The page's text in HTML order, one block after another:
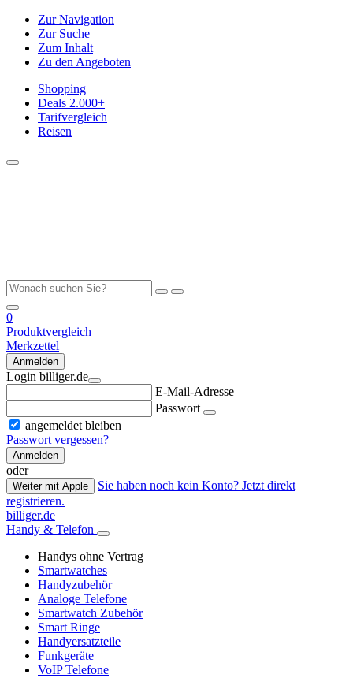
Zur Navigation
Zur Suche
Zum Inhalt
Zu den Angeboten
Shopping
Deals 2.000+
Tarifvergleich
Reisen
0
Produktvergleich
Merkzettel
Anmelden
Login billiger.de
E-Mail-Adresse
Passwort
angemeldet bleiben
Passwort vergessen?
Anmelden
oder
Weiter mit Apple
Sie haben noch kein Konto? Jetzt direkt
registrieren.
billiger.de
Handy & Telefon
Handys ohne Vertrag
Smartwatches
Handyzubehör
Analoge Telefone
Smartwatch Zubehör
Smart Ringe
Handyersatzteile
Funkgeräte
VoIP Telefone